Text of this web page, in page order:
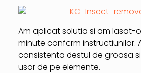
Am aplicat solutia si am lasat-
minute conform instructiunilor.
consistenta destul de groasa
usor de pe elemente.